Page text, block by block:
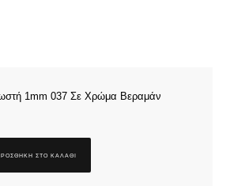
1mm 037 Σε Χρώμα Βεραμάν
ΣΤΟ ΚΑΛΆΘΙ